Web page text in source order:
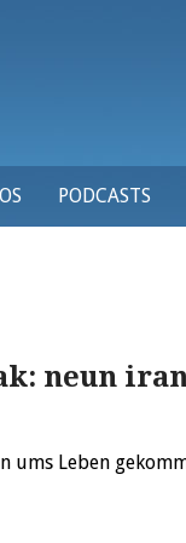
PODCASTS
neun
Leben